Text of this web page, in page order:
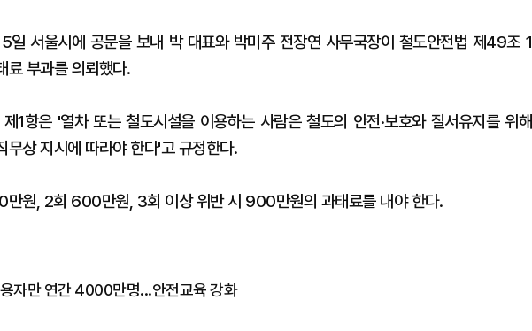
일 서울시에 공문을 보내 박 대표와 박미주 전장연 사무국장이 철도안전법 제49조 1
료 부과를 의뢰했다.
1항은 '열차 또는 철도시설을 이용하는 사람은 철도의 안전·보호와 질서유지를 위해
무상 지시에 따라야 한다'고 규정한다.
만원, 2회 600만원, 3회 이상 위반 시 900만원의 과태료를 내야 한다.
자만 연간 4000만명...안전교육 강화